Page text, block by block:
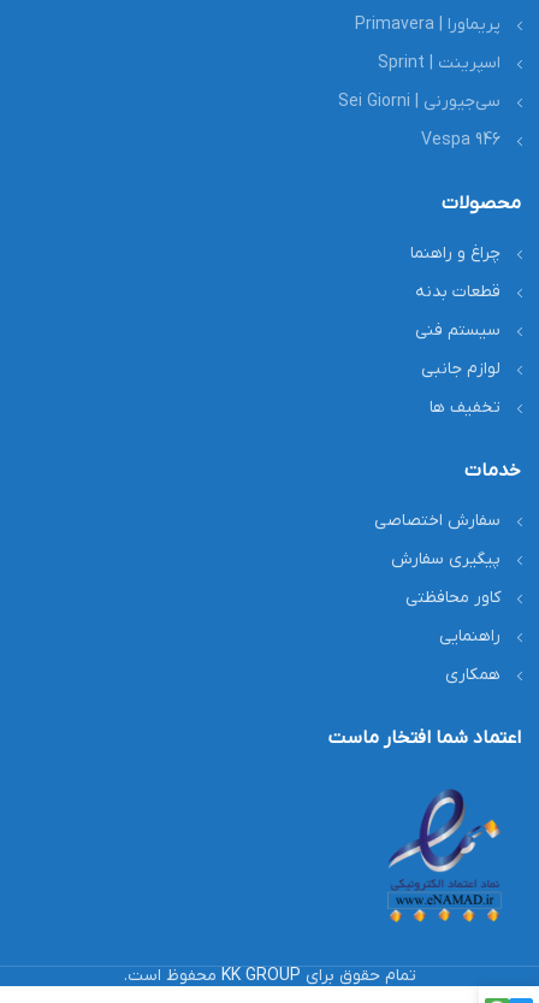
پریماورا | Primavera
اسپرینت | Sprint
سی‌جیورنی | Sei Giorni
Vespa 946
محصولات
چراغ و راهنما
قطعات بدنه
سیستم فنی
لوازم جانبی
تخفیف ها
خدمات
سفارش اختصاصی
پیگیری سفارش
کاور محافظتی
راهنمایی
همکاری
اعتماد شما افتخار ماست
تمام حقوق برای KK GROUP محفوظ است.